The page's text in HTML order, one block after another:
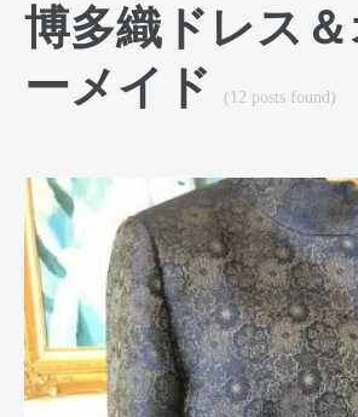
博多織ドレス
ーメイド
(12 posts found)